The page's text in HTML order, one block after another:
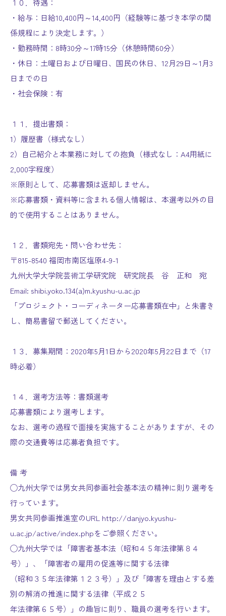
・給与：日給10,400円～14,400円（経験等に基づき本学の関
係規程により決定します。）
・勤務時間：8時30分～17時15分（休憩時間60分）
・休日：土曜日および日曜日、国民の休日、12月29日～1月3
日までの日
・社会保険：有
１１．提出書類：
1）履歴書（様式なし）
2）自己紹介と本業務に対しての抱負（様式なし：A4用紙に
2,000字程度）
※原則として、応募書類は返却しません。
※応募書類・資料等に含まれる個人情報は、本選考以外の目
的で使用することはありません。
１２．書類宛先・問い合わせ先：
〒815-8540 福岡市南区塩原4-9-1
九州大学大学院芸術工学研究院 研究院長 谷 正和 宛
Email: shibi.yoko.134(a)m.kyushu-u.ac.jp
「プロジェクト・コーディネーター応募書類在中」と朱書き
し、簡易書留で郵送してください。
１３．募集期間：2020年5月1日から2020年5月22日まで（17
時必着）
１４．選考方法等：書類選考
応募書類により選考します。
なお、選考の過程で面接を実施することがありますが、その
際の交通費等は応募者負担です。
備 考
◯九州大学では男女共同参画社会基本法の精神に則り選考を
行っています。
男女共同参画推進室のURL http://danjyo.kyushu-
u.ac.jp/active/index.phpをご参照ください。
◯九州大学では「障害者基本法（昭和４５年法律第８４
号）」、「障害者の雇用の促進等に関する法律
（昭和３５年法律第１２３号）」及び「障害を理由とする差
別の解消の推進に関する法律（平成２５
年法律第６５号）」の趣旨に則り、職員の選考を行います。